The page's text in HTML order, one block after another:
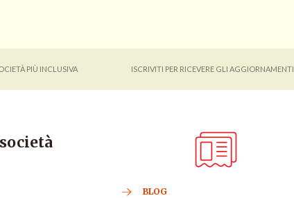
PIÙ INCLUSIVA ISCRIVITI PER RICEVERE GLI AGGIORNAMENTI
BLOG